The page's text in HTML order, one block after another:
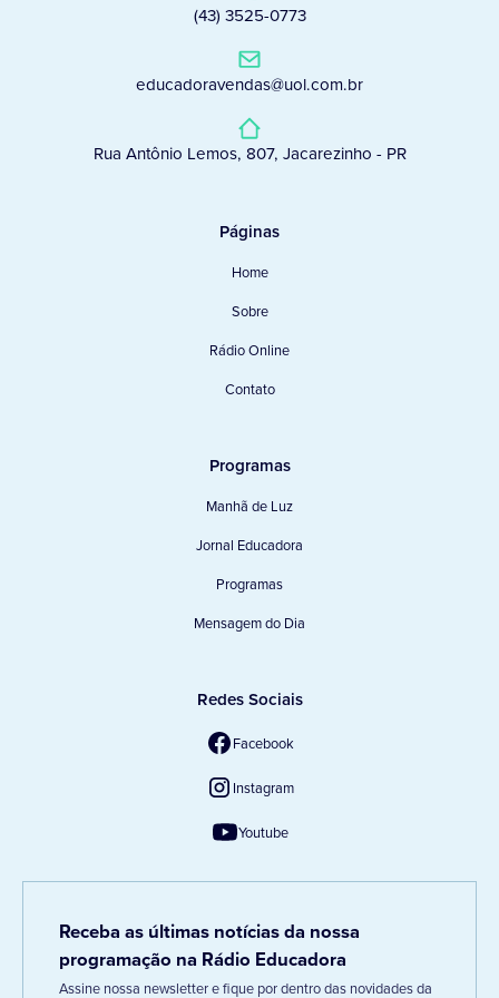
(43) 3525-0773
educadoravendas@uol.com.br
Rua Antônio Lemos, 807, Jacarezinho - PR
Páginas
Home
Sobre
Rádio Online
Contato
Programas
Manhã de Luz
Jornal Educadora
Programas
Mensagem do Dia
Redes Sociais
Facebook
Instagram
Youtube
Receba as últimas notícias da nossa
programação na Rádio Educadora
Assine nossa newsletter e fique por dentro das novidades da